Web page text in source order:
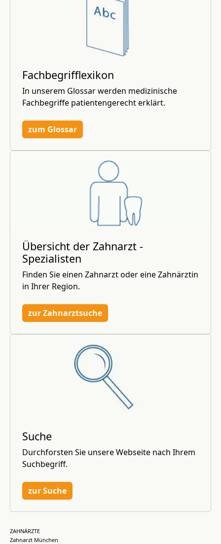
Fachbegrifflexikon
In unserem Glossar werden medizinische
Fachbegriffe patientengerecht erklärt.
zum Glossar
Übersicht der Zahnarzt -
Spezialisten
Finden Sie einen Zahnarzt oder eine Zahnärztin
in Ihrer Region.
zur Zahnarztsuche
Suche
Durchforsten Sie unsere Webseite nach Ihrem
Suchbegriff.
zur Suche
ZAHNÄRZTE
Zahnarzt München